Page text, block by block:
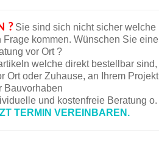
? Sie sind sich nicht sicher welche
Frage kommen. Wünschen Sie eine
vor Ort ?
welche direkt bestellbar sind,
Ort oder Zuhause, an Ihrem Projekt
Bauvorhaben
und kostenfreie Beratung o.
TERMIN VEREINBAREN.